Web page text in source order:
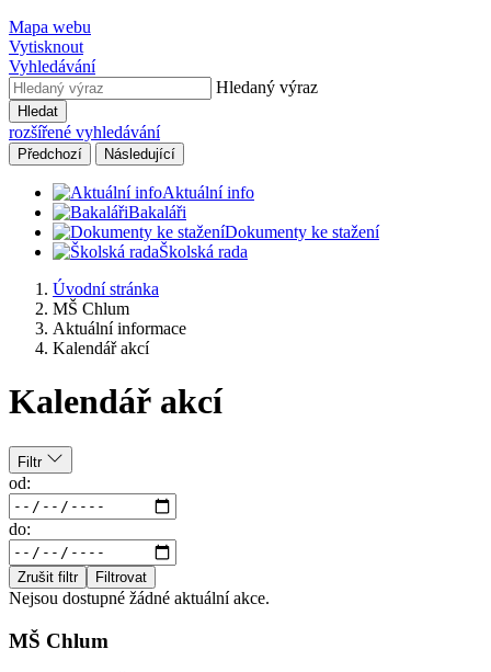
Mapa webu
Vytisknout
Vyhledávání
Hledaný výraz
Hledat
rozšířené vyhledávání
Předchozí Následující
Aktuální info
Bakaláři
Dokumenty ke stažení
Školská rada
Úvodní stránka
MŠ Chlum
Aktuální informace
Kalendář akcí
Kalendář akcí
Filtr
od:
do:
Zrušit filtr Filtrovat
Nejsou dostupné žádné aktuální akce.
MŠ Chlum